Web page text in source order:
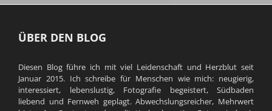
ÜBER DEN BLOG
Diesen Blog führe ich mit viel Leidenschaft und Herzblut seit
Januar 2015. Ich schreibe für Menschen wie mich: neugierig,
interessiert, lebenslustig, Fotografie begeistert, Südbaden
liebend und Fernweh geplagt. Abwechslungsreicher, Mehrwert